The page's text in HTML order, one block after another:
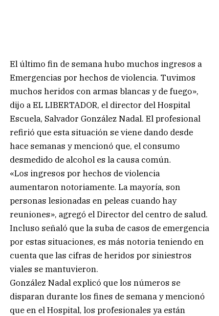
El último fin de semana hubo muchos ingresos a
Emergencias por hechos de violencia. Tuvimos
muchos heridos con armas blancas y de fuego»,
dijo a EL LIBERTADOR, el director del Hospital
Escuela, Salvador González Nadal. El profesional
refirió que esta situación se viene dando desde
hace semanas y mencionó que, el consumo
desmedido de alcohol es la causa común.
«Los ingresos por hechos de violencia
aumentaron notoriamente. La mayoría, son
personas lesionadas en peleas cuando hay
reuniones», agregó el Director del centro de salud.
Incluso señaló que la suba de casos de emergencia
por estas situaciones, es más notoria teniendo en
cuenta que las cifras de heridos por siniestros
viales se mantuvieron.
González Nadal explicó que los números se
disparan durante los fines de semana y mencionó
que en el Hospital, los profesionales ya están